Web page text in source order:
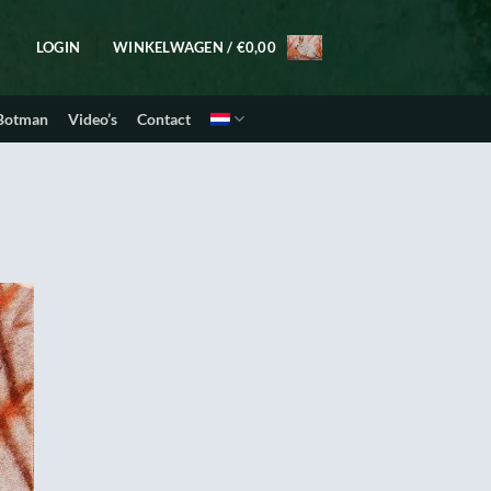
LOGIN WINKELWAGEN / €0,00
Video’s Contact